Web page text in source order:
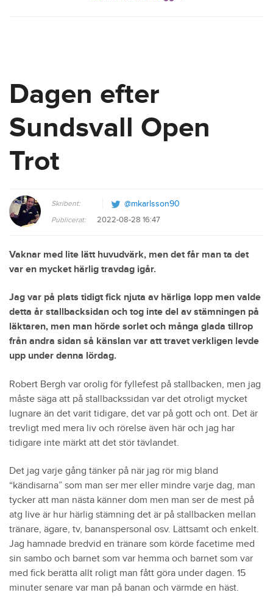
Dagen efter
Sundsvall Open
Trot
Skribent: @mkarlsson90
Publicerat: 2022-08-28 16:47
Vaknar med lite lätt huvudvärk, men det får man ta det
var en mycket härlig travdag igår.
Jag var på plats tidigt fick njuta av härliga lopp men valde
detta år stallbacksidan och tog inte del av stämningen på
läktaren, men man hörde sorlet och många glada tillrop
från andra sidan så känslan var att travet verkligen levde
upp under denna lördag.
Robert Bergh var orolig för fyllefest på stallbacken, men jag
måste säga att på stallbackssidan var det otroligt mycket
lugnare än det varit tidigare, det var på gott och ont. Det är
trevligt med mera liv och rörelse även här och jag har
tidigare inte märkt att det stör tävlandet.
Det jag varje gång tänker på när jag rör mig bland
“kändisarna” som man ser mer eller mindre varje dag, man
tycker att man nästa känner dom men man ser de mest på
atg live är hur härlig stämning det är på stallbacken mellan
tränare, ägare, tv, bananspersonal osv. Lättsamt och enkelt.
Jag hamnade bredvid en tränare som körde facetime med
sin sambo och barnet som var hemma och barnet som var
med fick berätta allt roligt man fått göra under dagen. 15
minuter senare var man på banan och värmde en häst.